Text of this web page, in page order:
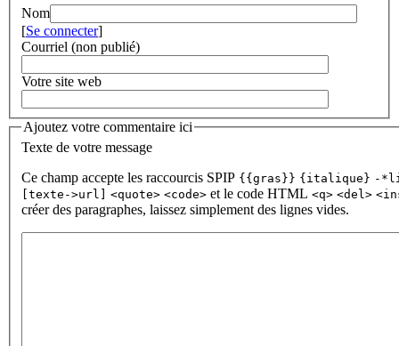
Nom
[Se connecter]
Courriel (non publié)
Votre site web
Ajoutez votre commentaire ici
Texte de votre message
Ce champ accepte les raccourcis SPIP {{gras}} {italique} -
[texte->url]
<quote> <code> et le code HTML <q> <del>
créer des paragraphes, laissez simplement des lignes vides.